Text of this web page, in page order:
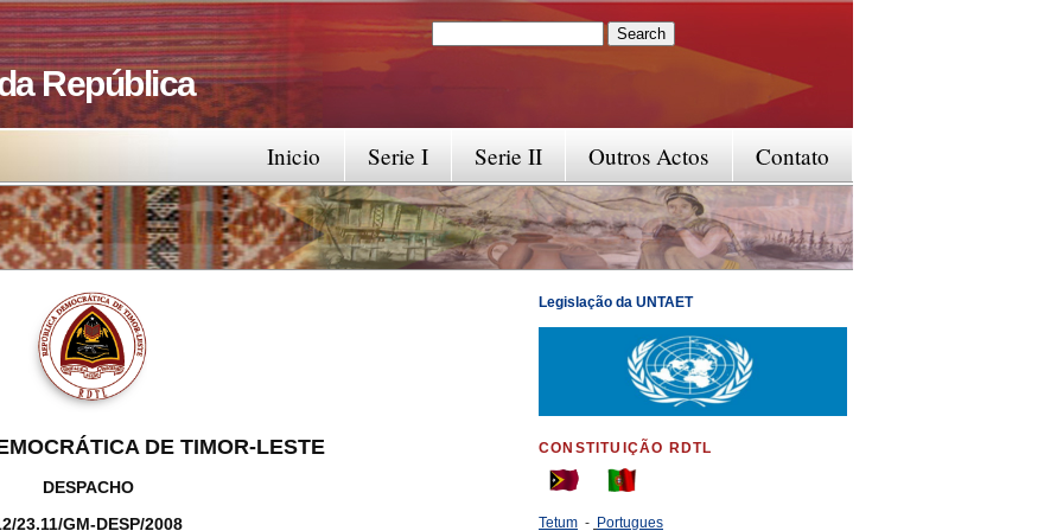
República
Search form
Contato
Outros Actos
Serie II
Serie I
Inicio
DE TIMOR-LESTE
DESPACHO
23.11/GM-DESP/2008
Legislação da UNTAET
CONSTITUIÇÃO RDTL
Tetum - Portugues